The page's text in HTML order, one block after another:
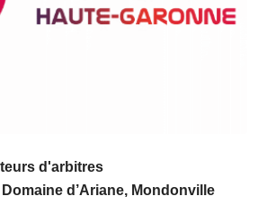
d'arbitres
d’Ariane, Mondonville